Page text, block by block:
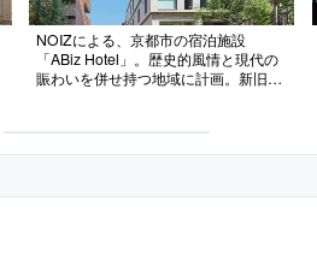
NOIZによる、京都市の宿泊施設
「ABiz Hotel」。歴史的風情と現代の
賑わいを併せ持つ地域に計画。新旧の
つ建築を考案。縦格子等に“川面の揺
らめき”を思い描いたデジタルパター